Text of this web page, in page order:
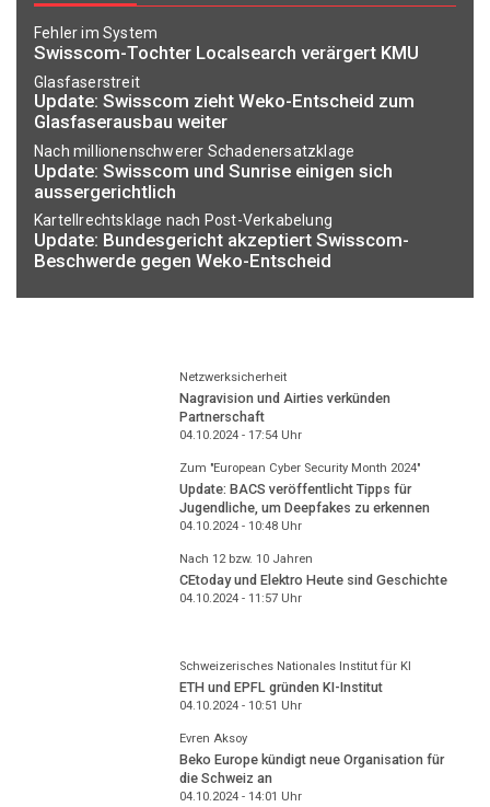
Fehler im System
Swisscom-Tochter Localsearch verärgert KMU
Glasfaserstreit
Update: Swisscom zieht Weko-Entscheid zum
Glasfaserausbau weiter
Nach millionenschwerer Schadenersatzklage
Update: Swisscom und Sunrise einigen sich
aussergerichtlich
Kartellrechtsklage nach Post-Verkabelung
Update: Bundesgericht akzeptiert Swisscom-
Beschwerde gegen Weko-Entscheid
Netzwerksicherheit
Nagravision und Airties verkünden
Partnerschaft
04.10.2024 - 17:54Uhr
Zum "European Cyber Security Month 2024"
Update: BACS veröffentlicht Tipps für
Jugendliche, um Deepfakes zu erkennen
04.10.2024 - 10:48Uhr
Nach 12 bzw. 10 Jahren
CEtoday und Elektro Heute sind Geschichte
04.10.2024 - 11:57Uhr
Schweizerisches Nationales Institut für KI
ETH und EPFL gründen KI-Institut
04.10.2024 - 10:51 Uhr
Evren Aksoy
Beko Europe kündigt neue Organisation für
die Schweiz an
04.10.2024 - 14:01 Uhr